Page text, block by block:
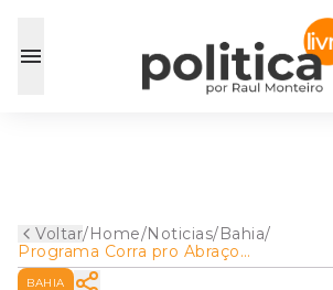
Voltar/Home/Noticias/Bahia/
Programa Corra pro Abraço
garante ações de cidadania
BAHIA